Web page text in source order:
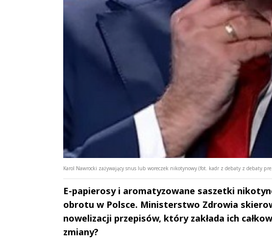
Karol Nawrocki zażywający snus lub woreczek nikotynowy (fot. kadr z debaty z debaty
E-papierosy i aromatyzowane saszetki
obrotu w Polsce. Ministerstwo Zdrowia
nowelizacji przepisów, który zakłada ich
zmiany?